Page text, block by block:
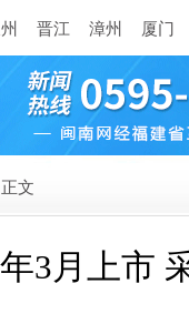
晋江 漳州 厦门
正文
3月上市